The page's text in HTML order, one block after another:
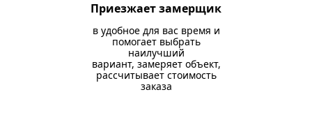
Приезжает замерщик
в удобное для вас время и
помогает выбрать
наилучший
вариант, замеряет объект,
рассчитывает стоимость
заказа